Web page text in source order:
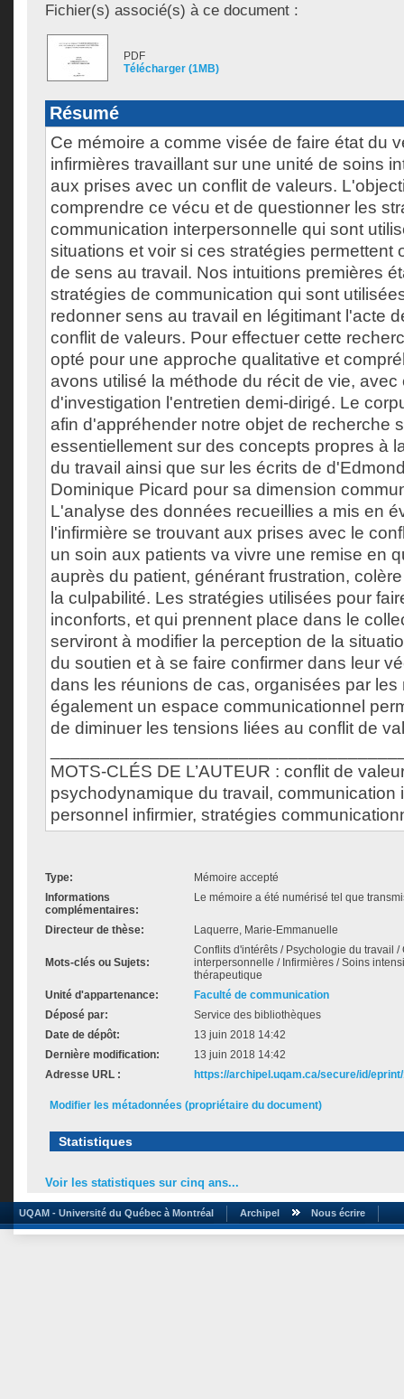
Fichier(s) associé(s) à ce document :
PDF
Télécharger (1MB)
Résumé
Ce mémoire a comme visée de faire état du
infirmières travaillant sur une unité de soins
aux prises avec un conflit de valeurs.
comprendre ce vécu et de questionner les
communication interpersonnelle qui sont
situations et voir si ces stratégies permettent
de sens au travail. Nos intuitions premières
stratégies de communication qui sont
redonner sens au travail en légitimant l'acte
conflit de valeurs. Pour effectuer cette
opté pour une approche qualitative et
avons utilisé la méthode du récit de vie, avec
d'investigation l'entretien demi-dirigé. Le
afin d'appréhender notre objet de recherche
essentiellement sur des concepts propres à
du travail ainsi que sur les écrits de
Dominique Picard pour sa dimension
L'analyse des données recueillies a mis en
l'infirmière se trouvant aux prises avec le
un soin aux patients va vivre une remise en
auprès du patient, générant frustration,
la culpabilité. Les stratégies utilisées pour
inconforts, et qui prennent place dans le
serviront à modifier la perception de la
du soutien et à se faire confirmer dans leur
dans les réunions de cas, organisées par les
également un espace communicationnel
de diminuer les tensions liées au conflit de
MOTS-CLÉS DE L’AUTEUR : conflit de
psychodynamique du travail, communication
personnel infirmier, stratégies
Type:
Mémoire accepté
Informations
complémentaires:
Le mémoire a été numérisé tel que
Directeur de thèse: Laquerre, Marie-Emmanuelle
Mots-clés ou Sujets:
Conflits d'intérêts / Psychologie du travail /
interpersonnelle / Infirmières / Soins
thérapeutique
Unité d'appartenance:
Faculté de communication
Déposé par:
Service des bibliothèques
Date de dépôt:
13 juin 2018 14:42
Dernière modification:
13 juin 2018 14:42
Adresse URL :
https://archipel.uqam.ca/secure/id/
Modifier les métadonnées (propriétaire du document)
Statistiques
Voir les statistiques sur cinq ans...
UQAM - Université du Québec à Montréal Archipel Nous écrire